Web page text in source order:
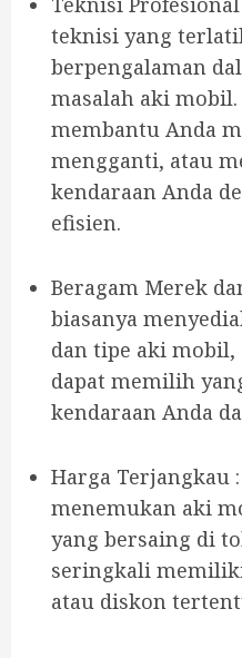
teknisi yang
berpengalaman
masalah aki
membantu Anda
mengganti, atau
kendaraan Anda
efisien.
Beragam Merek
biasanya
dan tipe aki mobil,
dapat memilih
kendaraan Anda
Harga Terjangkau
menemukan aki
yang bersaing di
seringkali
atau diskon